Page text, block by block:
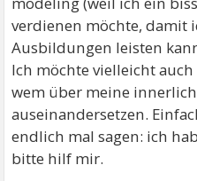
verdienen möchte, damit
Ausbildungen leisten
Ich möchte vielleicht
wem über meine
auseinandersetzen.
endlich mal sagen: ich
bitte hilf mir.